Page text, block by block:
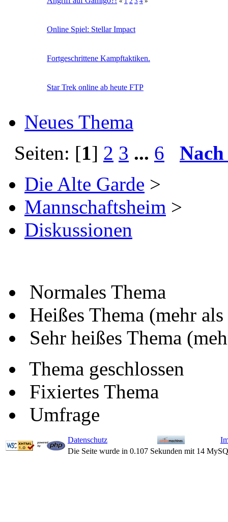
Online Spiel: Stellar Impact
Fortgeschrittene Kampftaktiken.
Star Trek online ab heute FTP
Neues Thema
Seiten: [1] 2 3 ... 6
Die Alte Garde >
Mannschaftsheim >
Diskussionen
Normales Thema
Heißes Thema (mehr
Sehr heißes Thema
Thema geschlossen
Fixiertes Thema
Umfrage
Datenschutz
Die Seite wurde in 0.107 Sekunden mit 14